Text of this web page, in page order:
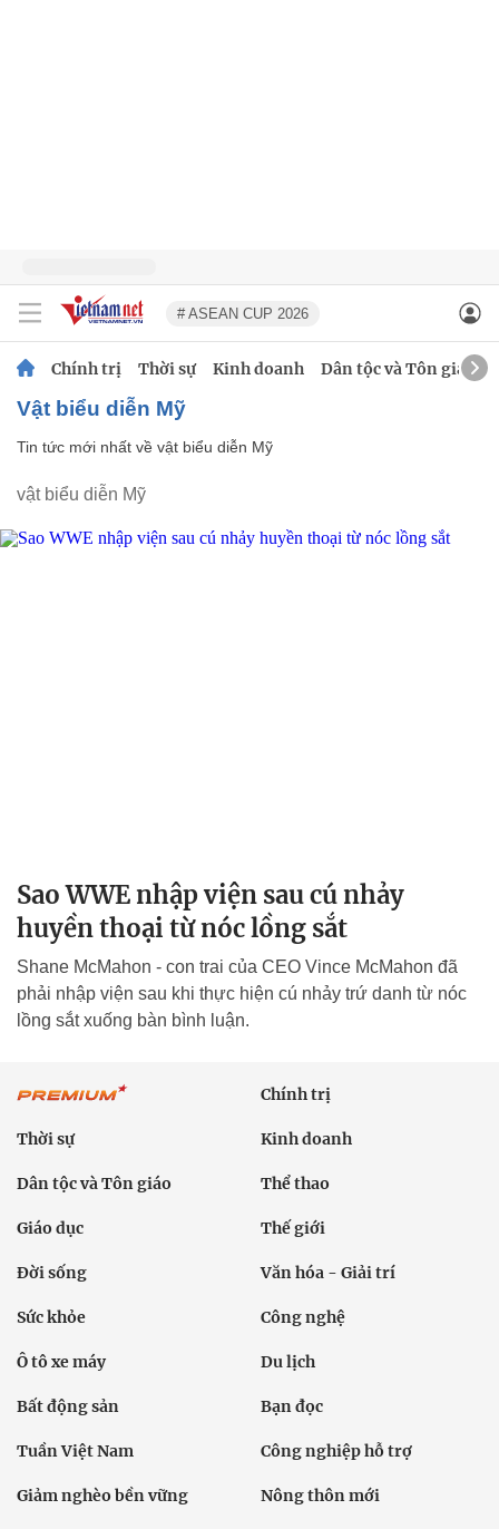
# ASEAN CUP 2026
Chính trị Thời sự Kinh doanh Dân tộc và Tôn giáo
vật biểu diễn Mỹ
Tin tức mới nhất về vật biểu diễn Mỹ
vật biểu diễn Mỹ
Sao WWE nhập viện sau cú nhảy
huyền thoại từ nóc lồng sắt
Shane McMahon - con trai của CEO Vince McMahon đã
phải nhập viện sau khi thực hiện cú nhảy trứ danh từ nóc
lồng sắt xuống bàn bình luận.
Chính trị
Thời sự Kinh doanh
Dân tộc và Tôn giáo Thể thao
Giáo dục Thế giới
Đời sống Văn hóa - Giải trí
Sức khỏe Công nghệ
Ô tô xe máy Du lịch
Bất động sản Bạn đọc
Tuần Việt Nam Công nghiệp hỗ trợ
Giảm nghèo bền vững Nông thôn mới